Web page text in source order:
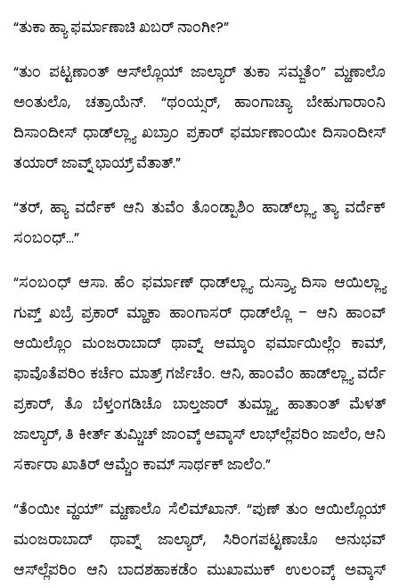
“ತುಕಾ ಹ್ಯಾ ಫರ್ಮಾಣಾಚಿ ಖಬರ್ ನಾಂಗೀ?”
“ತುಂ ಪಟ್ಟಣಾಂತ್ ಆಸ್‍ಲ್ಲೊಯ್ ಜಾಲ್ಯಾರ್ ತುಕಾ ಸಮ್ಜತೆಂ” ಮ್ಹಣಾಲೊ
ಅಂತುಲೊ, ಚತ್ರಾಯೆನ್. “ಥಂಯ್ಸರ್, ಹಾಂಗಾಚ್ಯಾ ಬೇಹುಗಾರಾಂನಿ
ದಿಸಾಂದೀಸ್ ಧಾಡ್‍ಲ್ಲ್ಯಾ ಖಬ್ರಾಂ ಪ್ರಕಾರ್ ಫರ್ಮಾಣಾಂಯೀ ದಿಸಾಂದೀಸ್
ತಯಾರ್ ಜಾವ್ನ್ ಭಾಯ್ರ್ ವೆತಾತ್.”
“ತರ್, ಹ್ಯಾ ವರ್ದೆಕ್ ಆನಿ ತುವೆಂ ತೊಂಡ್ಪಾಶಿಂ ಹಾಡ್‍ಲ್ಲ್ಯಾ ತ್ಯಾ ವರ್ದೆಕ್
ಸಂಬಂಧ್…”
“ಸಂಬಂಧ್ ಆಸಾ. ಹೆಂ ಫರ್ಮಾಣ್ ಧಾಡ್‍ಲ್ಲ್ಯಾ ದುಸ್ರ್ಯಾ ದಿಸಾ ಆಯಿಲ್ಲ್ಯಾ
ಗುಪ್ತ್ ಖಬ್ರೆ ಪ್ರಕಾರ್ ಮ್ಹಾಕಾ ಹಾಂಗಾಸರ್ ಧಾಡ್‍ಲ್ಲೊ – ಆನಿ ಹಾಂವ್
ಆಯಿಲ್ಲೊಂ ಮಂಜರಾಬಾದ್ ಥಾವ್ನ್. ಆಮ್ಕಾಂ ಫರ್ಮಾಯಿಲ್ಲೆಂ ಕಾಮ್,
ಫಾವೊತೆಪರಿಂ ಕರ್ಚೆಂ ಮಾತ್ರ್ ಗರ್ಜೆಚೆಂ. ಆನಿ, ಹಾಂವೆಂ ಹಾಡ್‍ಲ್ಲ್ಯಾ ವರ್ದೆ
ಪ್ರಕಾರ್, ತೊ ಬೆಳ್ತಂಗಡಿಚೊ ಬಾಲ್ತಜಾರ್ ತುಮ್ಚ್ಯಾ ಹಾತಾಂತ್ ಮೆಳತ್
ಜಾಲ್ಯಾರ್, ತಿ ಕೀರ್ತ್ ತುಮ್ಚಿಚ್ ಜಾಂವ್ಕ್ ಅವ್ಕಾಸ್ ಲಾಭ್‍ಲ್ಲೆಪರಿಂ ಜಾಲೆಂ, ಆನಿ
ಸರ್ಕಾರಾ ಖಾತಿರ್ ಆಮ್ಚೆಂ ಕಾಮ್ ಸಾರ್ಥಕ್ ಜಾಲೆಂ.”
“ತೆಂಯೀ ವ್ಹಯ್” ಮ್ಹಣಾಲೊ ಸೆಲಿಮ್‍ಖಾನ್. “ಪುಣ್ ತುಂ ಆಯಿಲ್ಲೊಯ್
ಮಂಜರಾಬಾದ್ ಥಾವ್ನ್ ಜಾಲ್ಯಾರ್, ಸಿರಿಂಗಪಟ್ಟಣಾಚೊ ಅನುಭವ್
ಆಸ್‍ಲ್ಲೆಪರಿಂ ಆನಿ ಬಾದಶಹಾಕಡೆಂ ಮುಖಾಮುಕ್ ಉಲಂವ್ಕ್ ಅವ್ಕಾಸ್